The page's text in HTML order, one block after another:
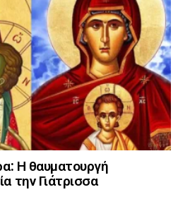
Η θαυματουργή
την Γιάτρισσα